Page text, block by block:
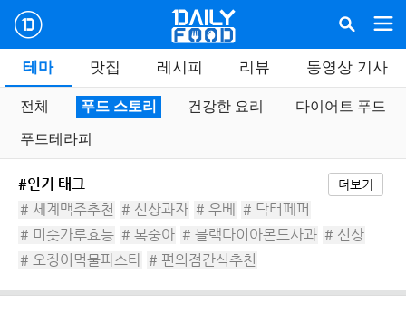
테마 맛집 레시피 리뷰 동영상 기사
전체 푸드 스토리 건강한 요리 다이어트 푸드
푸드테라피
#인기 태그 더보기
# 세계맥주추천 # 신상과자 # 우베
# 닥터페퍼
# 미숫가루효능 # 복숭아 # 블랙다이아몬드사과 # 신상
# 오징어먹물파스타 # 편의점간식추천